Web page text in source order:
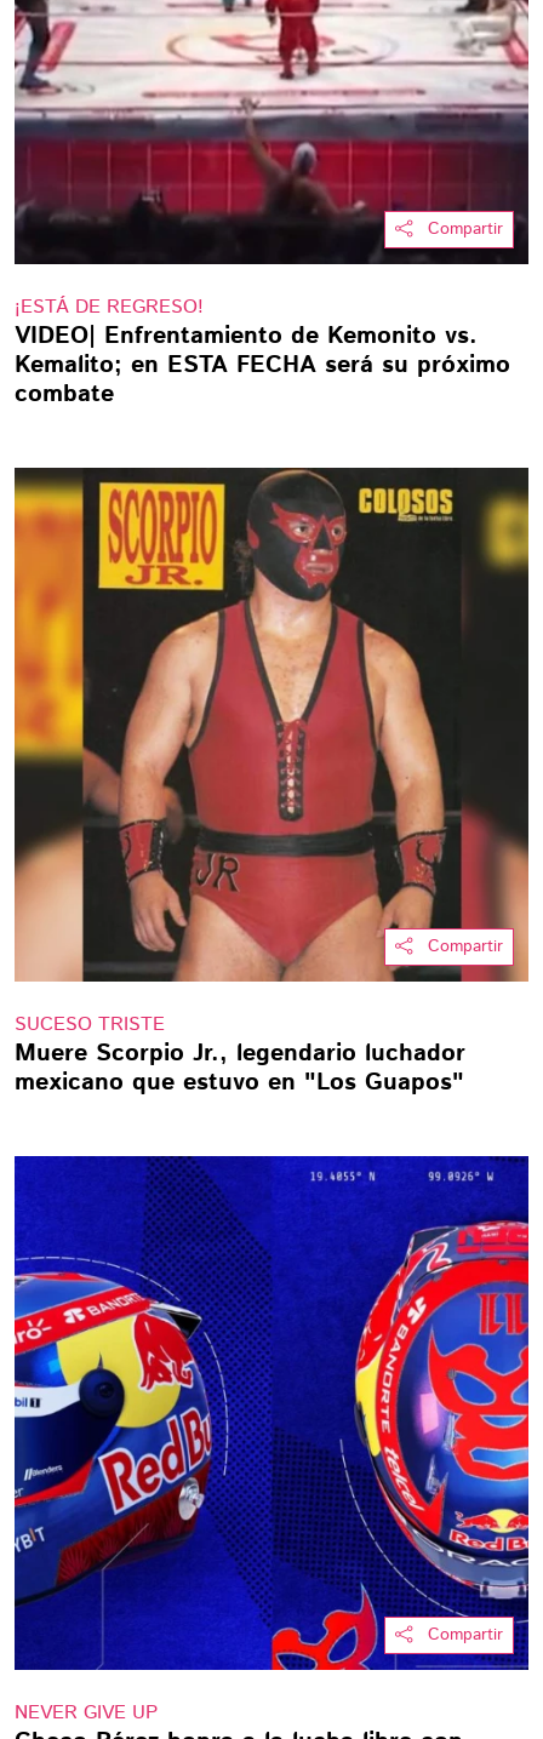
Compartir
¡ESTÁ DE REGRESO!
VIDEO| Enfrentamiento de Kemonito vs.
Kemalito; en ESTA FECHA será su próximo
combate
Compartir
SUCESO TRISTE
Muere Scorpio Jr., legendario luchador
mexicano que estuvo en "Los Guapos"
Compartir
NEVER GIVE UP